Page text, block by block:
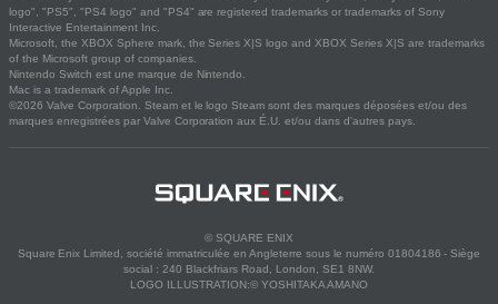
logo", "PS5", "PS4 logo" and "PS4" are registered trademarks or trademarks of Sony
Interactive Entertainment Inc.
Microsoft, the XBOX Sphere mark, the Series X|S logo and XBOX Series X|S are trademarks
of the Microsoft group of companies.
Nintendo Switch est une marque de Nintendo.
Mac is a trademark of Apple Inc.
©2026 Valve Corporation. Steam et le logo Steam sont des marques déposées et/ou des
marques enregistrées par Valve Corporation aux É.U. et/ou dans d'autres pays.
© SQUARE ENIX
Square Enix Limited, société immatriculée en Angleterre sous le numéro 01804186 - Siège
social : 240 Blackfriars Road, London, SE1 8NW.
LOGO ILLUSTRATION:© YOSHITAKA AMANO